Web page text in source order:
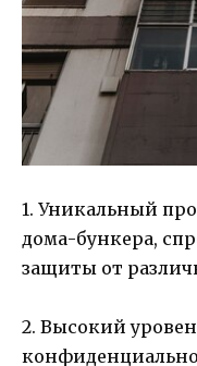
1. Уникальный
дома-бункера,
защиты от
2. Высокий